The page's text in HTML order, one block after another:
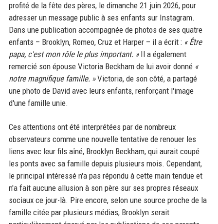
profité de la fête des pères, le dimanche 21 juin 2026, pour
adresser un message public à ses enfants sur Instagram.
Dans une publication accompagnée de photos de ses quatre
enfants – Brooklyn, Romeo, Cruz et Harper – il a écrit : « Être
papa, c'est mon rôle le plus important. »Il a également
remercié son épouse Victoria Beckham de lui avoir donné «
notre magnifique famille. »Victoria, de son côté, a partagé
une photo de David avec leurs enfants, renforçant l'image
d'une famille unie.
Ces attentions ont été interprétées par de nombreux
observateurs comme une nouvelle tentative de renouer les
liens avec leur fils aîné, Brooklyn Beckham, qui aurait coupé
les ponts avec sa famille depuis plusieurs mois. Cependant,
le principal intéressé n'a pas répondu à cette main tendue et
n'a fait aucune allusion à son père sur ses propres réseaux
sociaux ce jour-là. Pire encore, selon une source proche de la
famille citée par plusieurs médias, Brooklyn serait